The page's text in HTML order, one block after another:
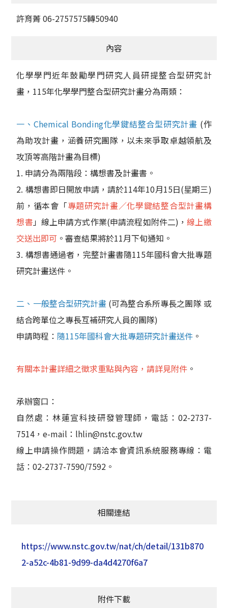
許育菁 06-2757575轉50940
內容
化學學門近年鼓勵學門研究人員研提整合型研究計
畫，115年化學學門整合型研究計畫分為兩類：
一、Chemical Bonding化學鍵結整合型研究計畫 (作
為助攻計畫，涵養研究團隊，以未來爭取卓越領航及
攻頂等高階計畫為目標)
1. 申請分為兩階段：構想書及計畫書。
2. 構想書即日開放申請，請於114年10月15日(星期三)
前，循本會「專題研究計畫／化學鍵結整合型計畫構
想書 」線上申請方式作業(申請流程如附件二)，線上繳
交送出即可 。審查結果將於11月下旬通知。
3. 構想書通過者，完整計畫書隨115年國科會大批專題
研究計畫送件。
二、一般整合型研究計畫(可為整合系所專長之團隊 或
結合跨單位之專長互補研究人員的團隊)
申請時程： 隨115年國科會大批專題研究計畫送件 。
有關本計畫詳細之徵求重點與內容，請詳見附件 。
承辦窗口：
自然處：林蓮宣科技研發管理師，電話：02-2737-
7514，e-mail：lhlin@nstc.gov.tw
線上申請操作問題，請洽本會資訊系統服務專線：電
話：02-2737-7590/7592。
相關連結
https://www.nstc.gov.tw/nat/ch/detail/131b870
2-a52c-4b81-9d99-da4d4270f6a7
附件下載